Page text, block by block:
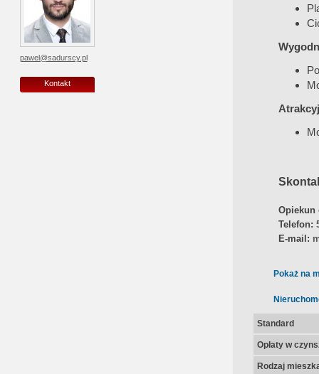
pawel@sadurscy.pl
Kontakt
Opiekun
Telefon:
E-mail:
Pokaż na
Standard
Opłaty w
Rodzaj